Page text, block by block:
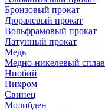
Бронзовый прокат
Дюралевый прокат
Вольфрамовый прокат
Латунный прокат
Медь
Медно-никелевый сплав
Ниобий
Нихром
Свинец
Молибден